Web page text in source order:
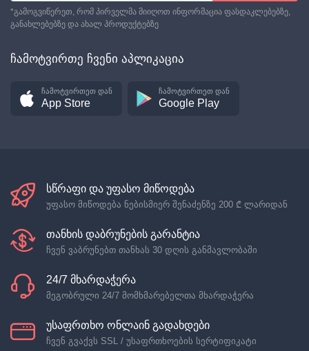
*გამოგვიწერეთ, რომ პირველმა მიიღოთ ინფორმაცია ფასდაკლებებზე,
განახლებებზე და ახალ პროდუქტებზე
ჩამოტვირთე ჩვენი აპლიკაცია
ჩამოტვირთეთ დან
App Store
ჩამოტვირთეთ დან
Google Play
სწრაფი და უფასო მიწოდება
უფასო მიწოდება ნებისმიერ შენაძენზე 200 ₾ ლარიდან
თანხის დაბრუნების გარანტია
ჩვენ ვაბრუნებთ თანხას 30 დღის განმავლობაში
24/7 მხარდაჭერა
მეგობრული 24/7 მომხმარებელთა მხარდაჭერა
უსაფრთხო ონლაინ გადახდები
ჩვენ გვაქვს SSL / უსაფრთხოების სერტიფიკატი